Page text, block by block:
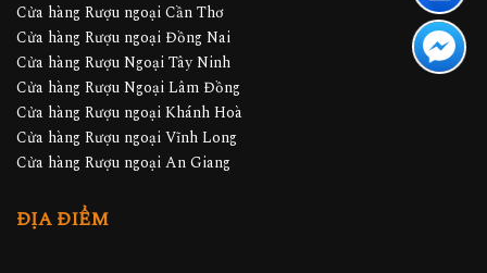
Cửa hàng Rượu ngoại Cần Thơ
Cửa hàng Rượu ngoại Đồng Nai
Cửa hàng Rượu Ngoại Tây Ninh
Cửa hàng Rượu Ngoại Lâm Đồng
Cửa hàng Rượu ngoại Khánh Hoà
Cửa hàng Rượu ngoại Vĩnh Long
Cửa hàng Rượu ngoại An Giang
ĐỊA ĐIỂM